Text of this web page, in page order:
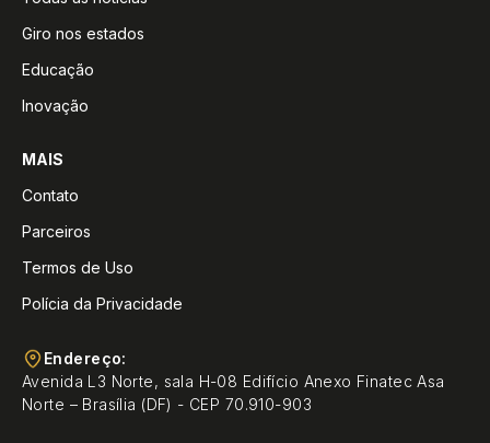
Giro nos estados
Educação
Inovação
MAIS
Contato
Parceiros
Termos de Uso
Polícia da Privacidade
Endereço:
Avenida L3 Norte, sala H-08 Edifício Anexo Finatec Asa
Norte – Brasília (DF) - CEP 70.910-903